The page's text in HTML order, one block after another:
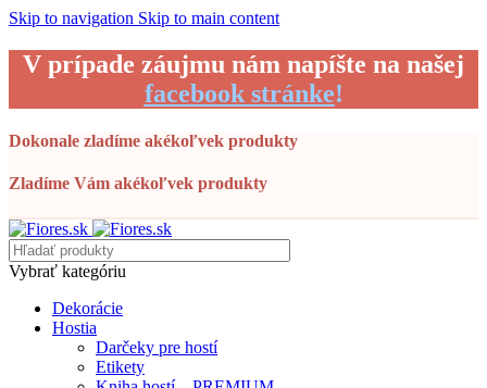
Skip to navigation Skip to main content
V prípade záujmu nám napíšte na našej
facebook stránke!
Dokonale zladíme akékoľvek produkty
Zladíme Vám akékoľvek produkty
Vybrať kategóriu
Dekorácie
Hostia
Darčeky pre hostí
Etikety